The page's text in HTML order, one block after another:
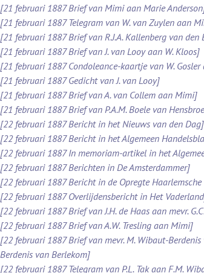
[21 februari 1887 Brief van Mimi aan Marie
[21 februari 1887 Telegram van W. van Zuylen aan
[21 februari 1887 Brief van R.J.A. Kallenberg van
[21 februari 1887 Brief van J. van Looy aan W. Kloos]
[21 februari 1887 Condoleance-kaartje van W.
[21 februari 1887 Gedicht van J. van Looy]
[21 februari 1887 Brief van A. van Collem aan Mimi]
[21 februari 1887 Brief van P.A.M. Boele van
[22 februari 1887 Bericht in het Nieuws van den Dag]
[22 februari 1887 Bericht in het Algemeen
[22 februari 1887 In memoriam-artikel in het
[22 februari 1887 Berichten in De Amsterdammer]
[22 februari 1887 Bericht in de Opregte
[22 februari 1887 Overlijdensbericht in Het
[22 februari 1887 Brief van J.H. de Haas aan mevr.
[22 februari 1887 Brief van A.W. Tresling aan Mimi]
[22 februari 1887 Brief van mevr. M. Wibaut-Berdenis
Berdenis van Berlekom]
[22 februari 1887 Telegram van P.L. Tak aan F.M.